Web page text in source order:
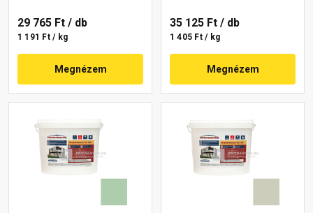
29 765 Ft / db
1 191 Ft / kg
Megnézem
35 125 Ft / db
1 405 Ft / kg
Megnézem